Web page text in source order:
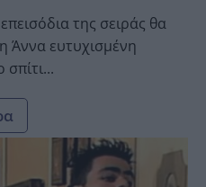
της σειράς θα
η Άννα ευτυχισμένη